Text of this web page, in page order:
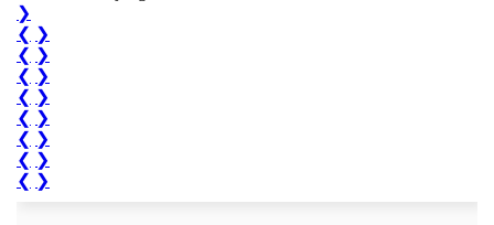
❯
❮ ❯
❮ ❯
❮ ❯
❮ ❯
❮ ❯
❮ ❯
❮ ❯
❮ ❯